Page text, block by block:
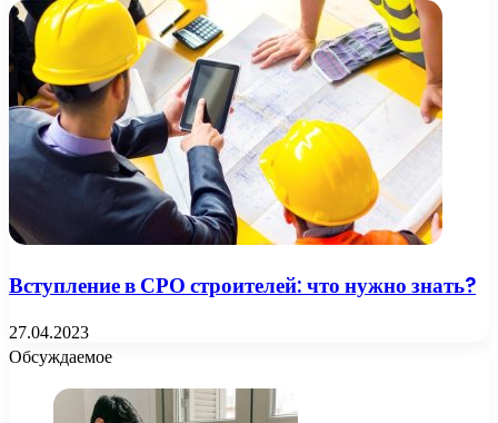
Вступление в СРО строителей: что нужно знать?
27.04.2023
Обсуждаемое